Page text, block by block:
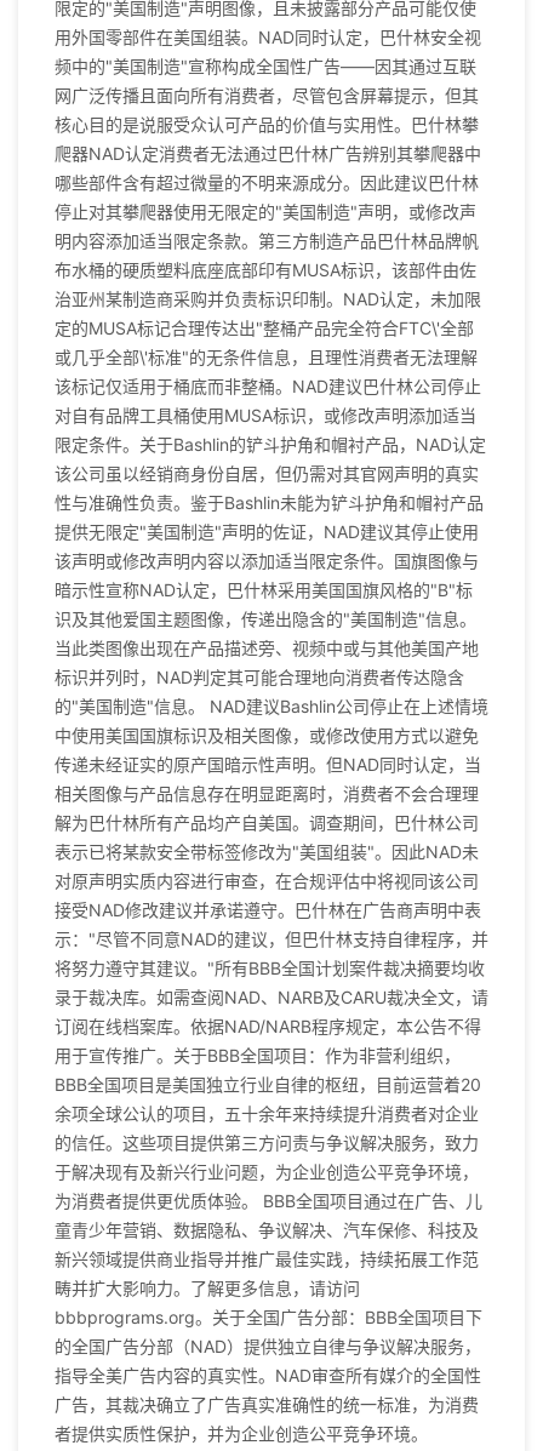
限定的"美国制造"声明图像，且未披露部分产品可能仅使
用外国零部件在美国组装。NAD同时认定，巴什林安全视
频中的"美国制造"宣称构成全国性广告——因其通过互联
网广泛传播且面向所有消费者，尽管包含屏幕提示，但其
核心目的是说服受众认可产品的价值与实用性。巴什林攀
爬器NAD认定消费者无法通过巴什林广告辨别其攀爬器中
哪些部件含有超过微量的不明来源成分。因此建议巴什林
停止对其攀爬器使用无限定的"美国制造"声明，或修改声
明内容添加适当限定条款。第三方制造产品巴什林品牌帆
布水桶的硬质塑料底座底部印有MUSA标识，该部件由佐
治亚州某制造商采购并负责标识印制。NAD认定，未加限
定的MUSA标记合理传达出"整桶产品完全符合FTC\'全部
或几乎全部\'标准"的无条件信息，且理性消费者无法理解
该标记仅适用于桶底而非整桶。NAD建议巴什林公司停止
对自有品牌工具桶使用MUSA标识，或修改声明添加适当
限定条件。关于Bashlin的铲斗护角和帽衬产品，NAD认定
该公司虽以经销商身份自居，但仍需对其官网声明的真实
性与准确性负责。鉴于Bashlin未能为铲斗护角和帽衬产品
提供无限定"美国制造"声明的佐证，NAD建议其停止使用
该声明或修改声明内容以添加适当限定条件。国旗图像与
暗示性宣称NAD认定，巴什林采用美国国旗风格的"B"标
识及其他爱国主题图像，传递出隐含的"美国制造"信息。
当此类图像出现在产品描述旁、视频中或与其他美国产地
标识并列时，NAD判定其可能合理地向消费者传达隐含
的"美国制造"信息。 NAD建议Bashlin公司停止在上述情境
中使用美国国旗标识及相关图像，或修改使用方式以避免
传递未经证实的原产国暗示性声明。但NAD同时认定，当
相关图像与产品信息存在明显距离时，消费者不会合理理
解为巴什林所有产品均产自美国。调查期间，巴什林公司
表示已将某款安全带标签修改为"美国组装"。因此NAD未
对原声明实质内容进行审查，在合规评估中将视同该公司
接受NAD修改建议并承诺遵守。巴什林在广告商声明中表
示："尽管不同意NAD的建议，但巴什林支持自律程序，并
将努力遵守其建议。"所有BBB全国计划案件裁决摘要均收
录于裁决库。如需查阅NAD、NARB及CARU裁决全文，请
订阅在线档案库。依据NAD/NARB程序规定，本公告不得
用于宣传推广。关于BBB全国项目：作为非营利组织，
BBB全国项目是美国独立行业自律的枢纽，目前运营着20
余项全球公认的项目，五十余年来持续提升消费者对企业
的信任。这些项目提供第三方问责与争议解决服务，致力
于解决现有及新兴行业问题，为企业创造公平竞争环境，
为消费者提供更优质体验。 BBB全国项目通过在广告、儿
童青少年营销、数据隐私、争议解决、汽车保修、科技及
新兴领域提供商业指导并推广最佳实践，持续拓展工作范
畴并扩大影响力。了解更多信息，请访问
bbbprograms.org。关于全国广告分部：BBB全国项目下
的全国广告分部（NAD）提供独立自律与争议解决服务，
指导全美广告内容的真实性。NAD审查所有媒介的全国性
广告，其裁决确立了广告真实准确性的统一标准，为消费
者提供实质性保护，并为企业创造公平竞争环境。